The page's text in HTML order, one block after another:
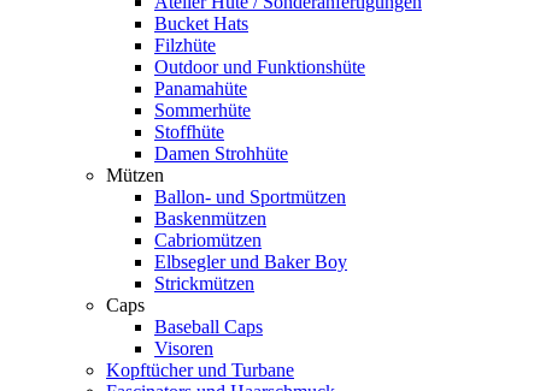
Bucket Hats
Filzhüte
Outdoor und Funktionshüte
Panamahüte
Sommerhüte
Stoffhüte
Damen Strohhüte
Mützen
Ballon- und Sportmützen
Baskenmützen
Cabriomützen
Elbsegler und Baker Boy
Strickmützen
Caps
Baseball Caps
Visoren
Kopftücher und Turbane